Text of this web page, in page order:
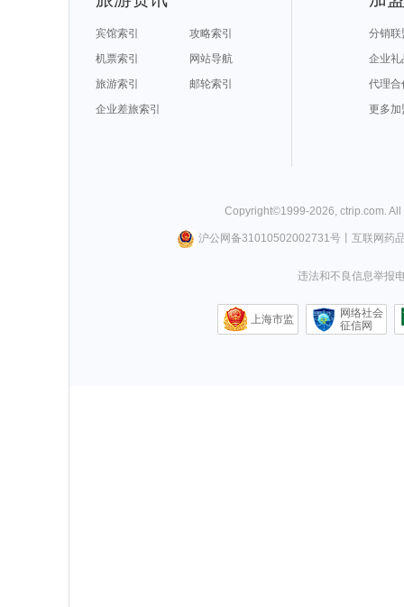
宾馆索引
攻略索引
机票索引
网站导航
旅游索引
邮轮索引
企业差旅索引
分销联
企业礼
代理合
更多加
Copyright©1999-2026, ctrip.com.
沪公网备31010502002731号丨 互联网药
违法和不良信息举报
上海市监
网络社会
征信网